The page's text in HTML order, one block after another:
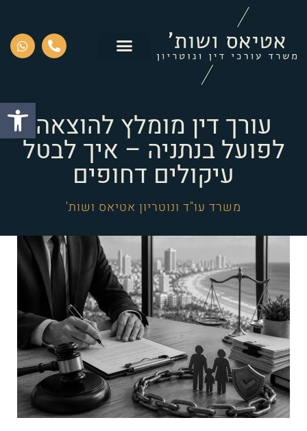
פתח עורך דין מומלץ להוצאה
לפועל בנתניה – איך לבטל
עיקולים דחופים
משרד עו"ד ונוטריון אטיאס ושות'